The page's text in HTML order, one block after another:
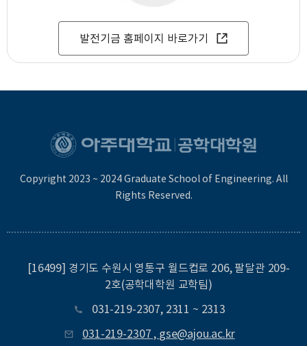
발전기금 홈페이지 바로가기
Copyright 2023 ~ 2024 Graduate School of Engineering. All
Rights Reserved.
[16499] 경기도 수원시 영통구 월드컵로 206, 팔달관 209-
2호(공학대학원 교학팀)
031-219-2307, 2311 ~ 2313
031-219-2307 , gse@ajou.ac.kr